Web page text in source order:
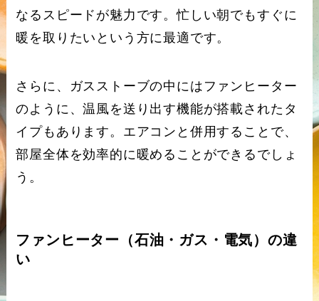
なるスピードが魅力です。忙しい朝でもすぐに
暖を取りたいという方に最適です。
さらに、ガスストーブの中にはファンヒーター
のように、温風を送り出す機能が搭載されたタ
イプもあります。エアコンと併用することで、
部屋全体を効率的に暖めることができるでしょ
う。
ファンヒーター（石油・ガス・電気）の違
い